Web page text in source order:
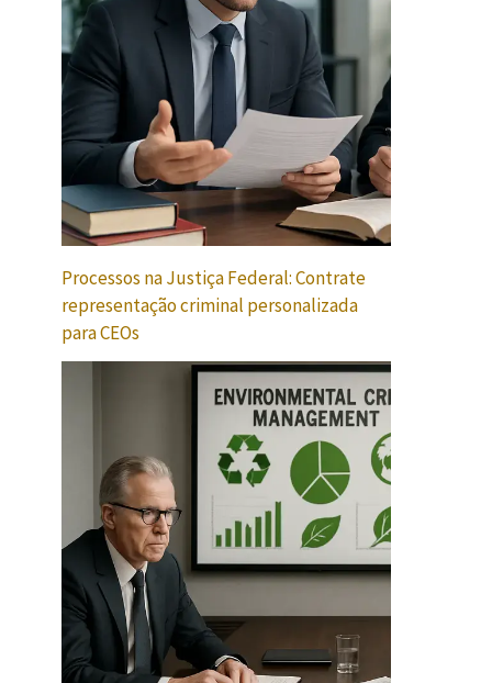
Processos na Justiça Federal: Contrate
representação criminal personalizada
para CEOs